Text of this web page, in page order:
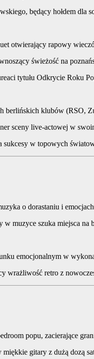
będący hołdem dla
otwierający rapowy
świeżość na
tytułu Odkrycie Roku
berlińskich klubów (RSO,
sceny live-actowej w
sukcesy w topowych
o dorastaniu i
muzyce szuka miejsca na
emocjonalnym w
wrażliwość retro z
popu, zacierające
miękkie gitary z dużą dozą